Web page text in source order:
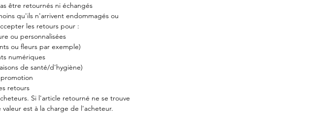
être retournés ni échangés
qu'ils n'arrivent endommagés ou
les retours pour :
ou personnalisées
ou fleurs par exemple)
numériques
de santé/d'hygiène)
retours
Si l'article retourné ne se trouve
est à la charge de l'acheteur.